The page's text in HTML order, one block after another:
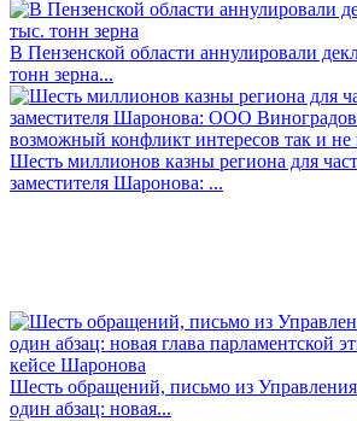
В Пензенской области аннулировали
тонн зерна...
Шесть миллионов казны региона для
заместителя Шаронова: ...
Шесть обращений, письмо из
один абзац: новая...